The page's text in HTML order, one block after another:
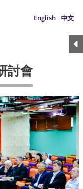
English 中文
討會